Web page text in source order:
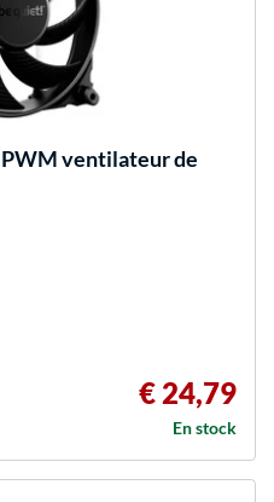
ventilateur de
€ 24,79
En stock